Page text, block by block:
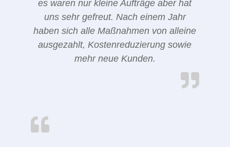
es waren nur kleine Aufträge aber hat
uns sehr gefreut. Nach einem Jahr
haben sich alle Maßnahmen von alleine
ausgezahlt, Kostenreduzierung sowie
mehr neue Kunden.